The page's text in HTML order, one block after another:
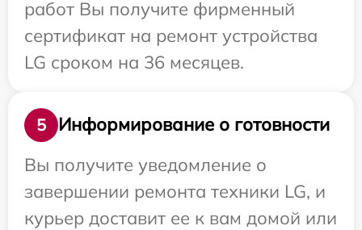
работ Вы получите фирменный
сертификат на ремонт устройства
LG сроком на 36 месяцев.
5
Информирование о готовности
Вы получите уведомление о
завершении ремонта техники LG, и
курьер доставит ее к вам домой или